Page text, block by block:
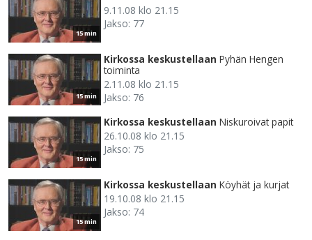
15 min
9.11.08 klo 21.15
Jakso: 77
15 min
Kirkossa keskustellaan Pyhän Hengen
toiminta
2.11.08 klo 21.15
Jakso: 76
15 min
Kirkossa keskustellaan Niskuroivat papit
26.10.08 klo 21.15
Jakso: 75
15 min
Kirkossa keskustellaan Köyhät ja kurjat
19.10.08 klo 21.15
Jakso: 74